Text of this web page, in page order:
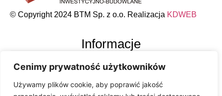
Cenimy prywatność użytkowników
Używamy plików cookie, aby poprawić jakość
© Copyright 2024 BTM Sp. z o.o. Realizacja KDWEB
Informacje
Inwestycje